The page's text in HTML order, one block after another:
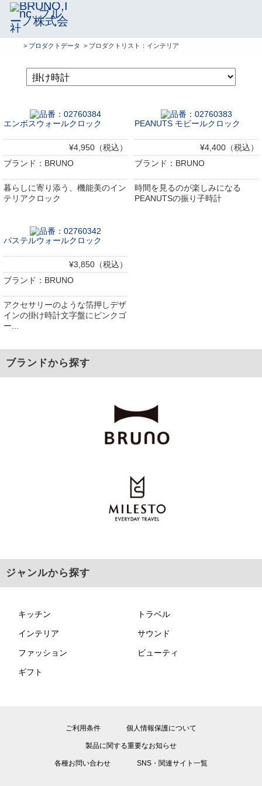
> プロダクトデータ > プロダクトリスト：インテリア
エンボスウォールクロック
¥4,950（税込）
ブランド：BRUNO
暮らしに寄り添う、機能美のイン
テリアクロック
PEANUTS モビールクロック
¥4,400（税込）
ブランド：BRUNO
時間を見るのが楽しみになる
PEANUTSの振り子時計
パステルウォールクロック
¥3,850（税込）
ブランド：BRUNO
アクセサリーのような箔押しデザ
インの掛け時計文字盤にピンクゴ
ー...
ブランドから探す
ジャンルから探す
キッチン トラベル
インテリア サウンド
ファッション ビューティ
ギフト
ご利用条件 個人情報保護について
製品に関する重要なお知らせ
各種お問い合わせ SNS・関連サイト一覧